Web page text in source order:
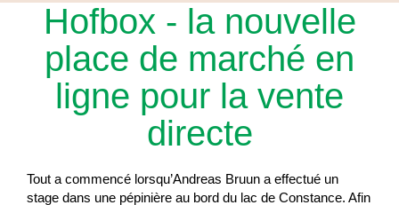
Hofbox - la nouvelle
place de marché en
ligne pour la vente
directe
Tout a commencé lorsqu’Andreas Bruun a effectué un
stage dans une pépinière au bord du lac de Constance. Afin